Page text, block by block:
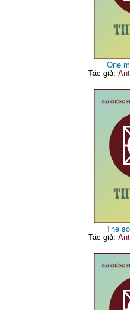
One
Tác giả:
The
Tác giả: